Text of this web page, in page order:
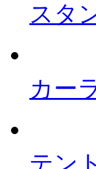
スタ
カー
テント